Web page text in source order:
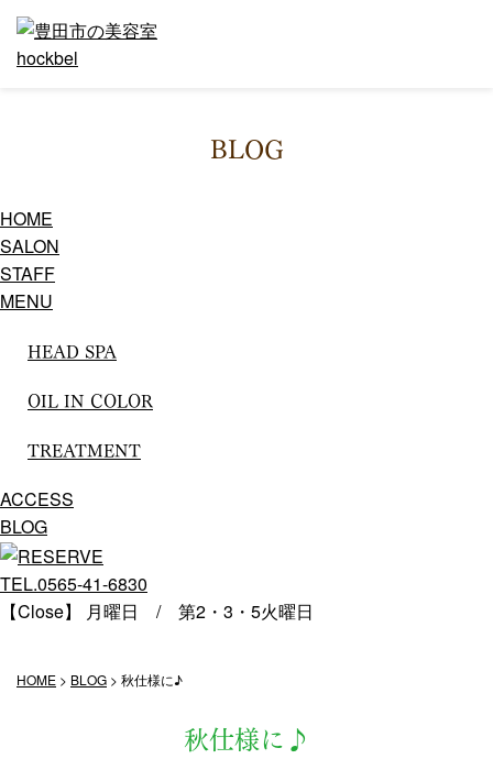
BLOG
HOME
SALON
STAFF
MENU
HEAD SPA
OIL IN COLOR
TREATMENT
ACCESS
BLOG
TEL.0565-41-6830
【Close】 月曜日 / 第2・3・5火曜日
HOME > BLOG > 秋仕様に♪
秋仕様に♪